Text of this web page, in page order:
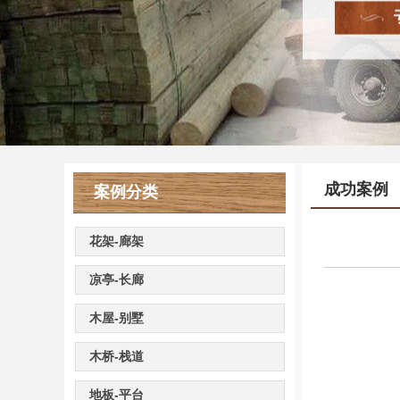
案例分类
花架-廊架
凉亭-长廊
木屋-别墅
木桥-栈道
地板-平台
成功案例